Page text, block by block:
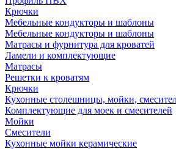
Крючки
Мебельные кондукторы и шаблоны
Мебельные кондукторы и шаблоны
Матрасы и фурнитура для кроватей
Ламели и комплектующие
Матрасы
Решетки к кроватям
Крючки
Кухонные столешницы, мойки,
Комплектующие для моек и смесителей
Мойки
Смесители
Кухонные мойки керамические